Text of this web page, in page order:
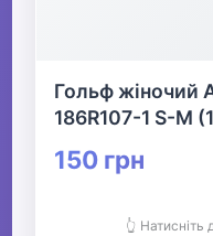
Гольф жіночий
186R107-1 S-M
150 грн
👆 Натисніть